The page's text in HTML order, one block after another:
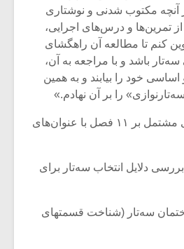
آنچه مکتوب شدنی و نوشتاری
تمرین‌ها و درس‌های اجرایی،
کنم تا مطالعه آن راهگشای
سه‌تار باشد و با مراجعه به آن،
خود را بیابند و به همین
را بر آن نهادم.»
این کتاب ۲۸۰ صفحه‌ای مشتمل بر ۱۱ فصل با عنوان‌های
دلایل انتخاب سه‌تار برای
سه‌تار (شناخت قسمتهای
روژا
«متری
موسیقی